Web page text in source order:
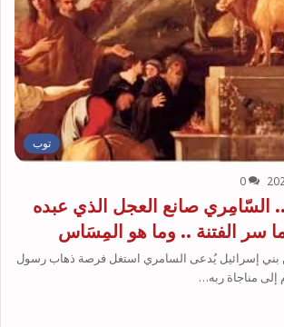
توب
0
السّامِري صانع العجل الذي عبده
سر الفتنة .. وما هو المِسَاس
إسرائيل يُدعى السامري استغل فرصة ذهاب رسول
إلى مناجاة ربه…